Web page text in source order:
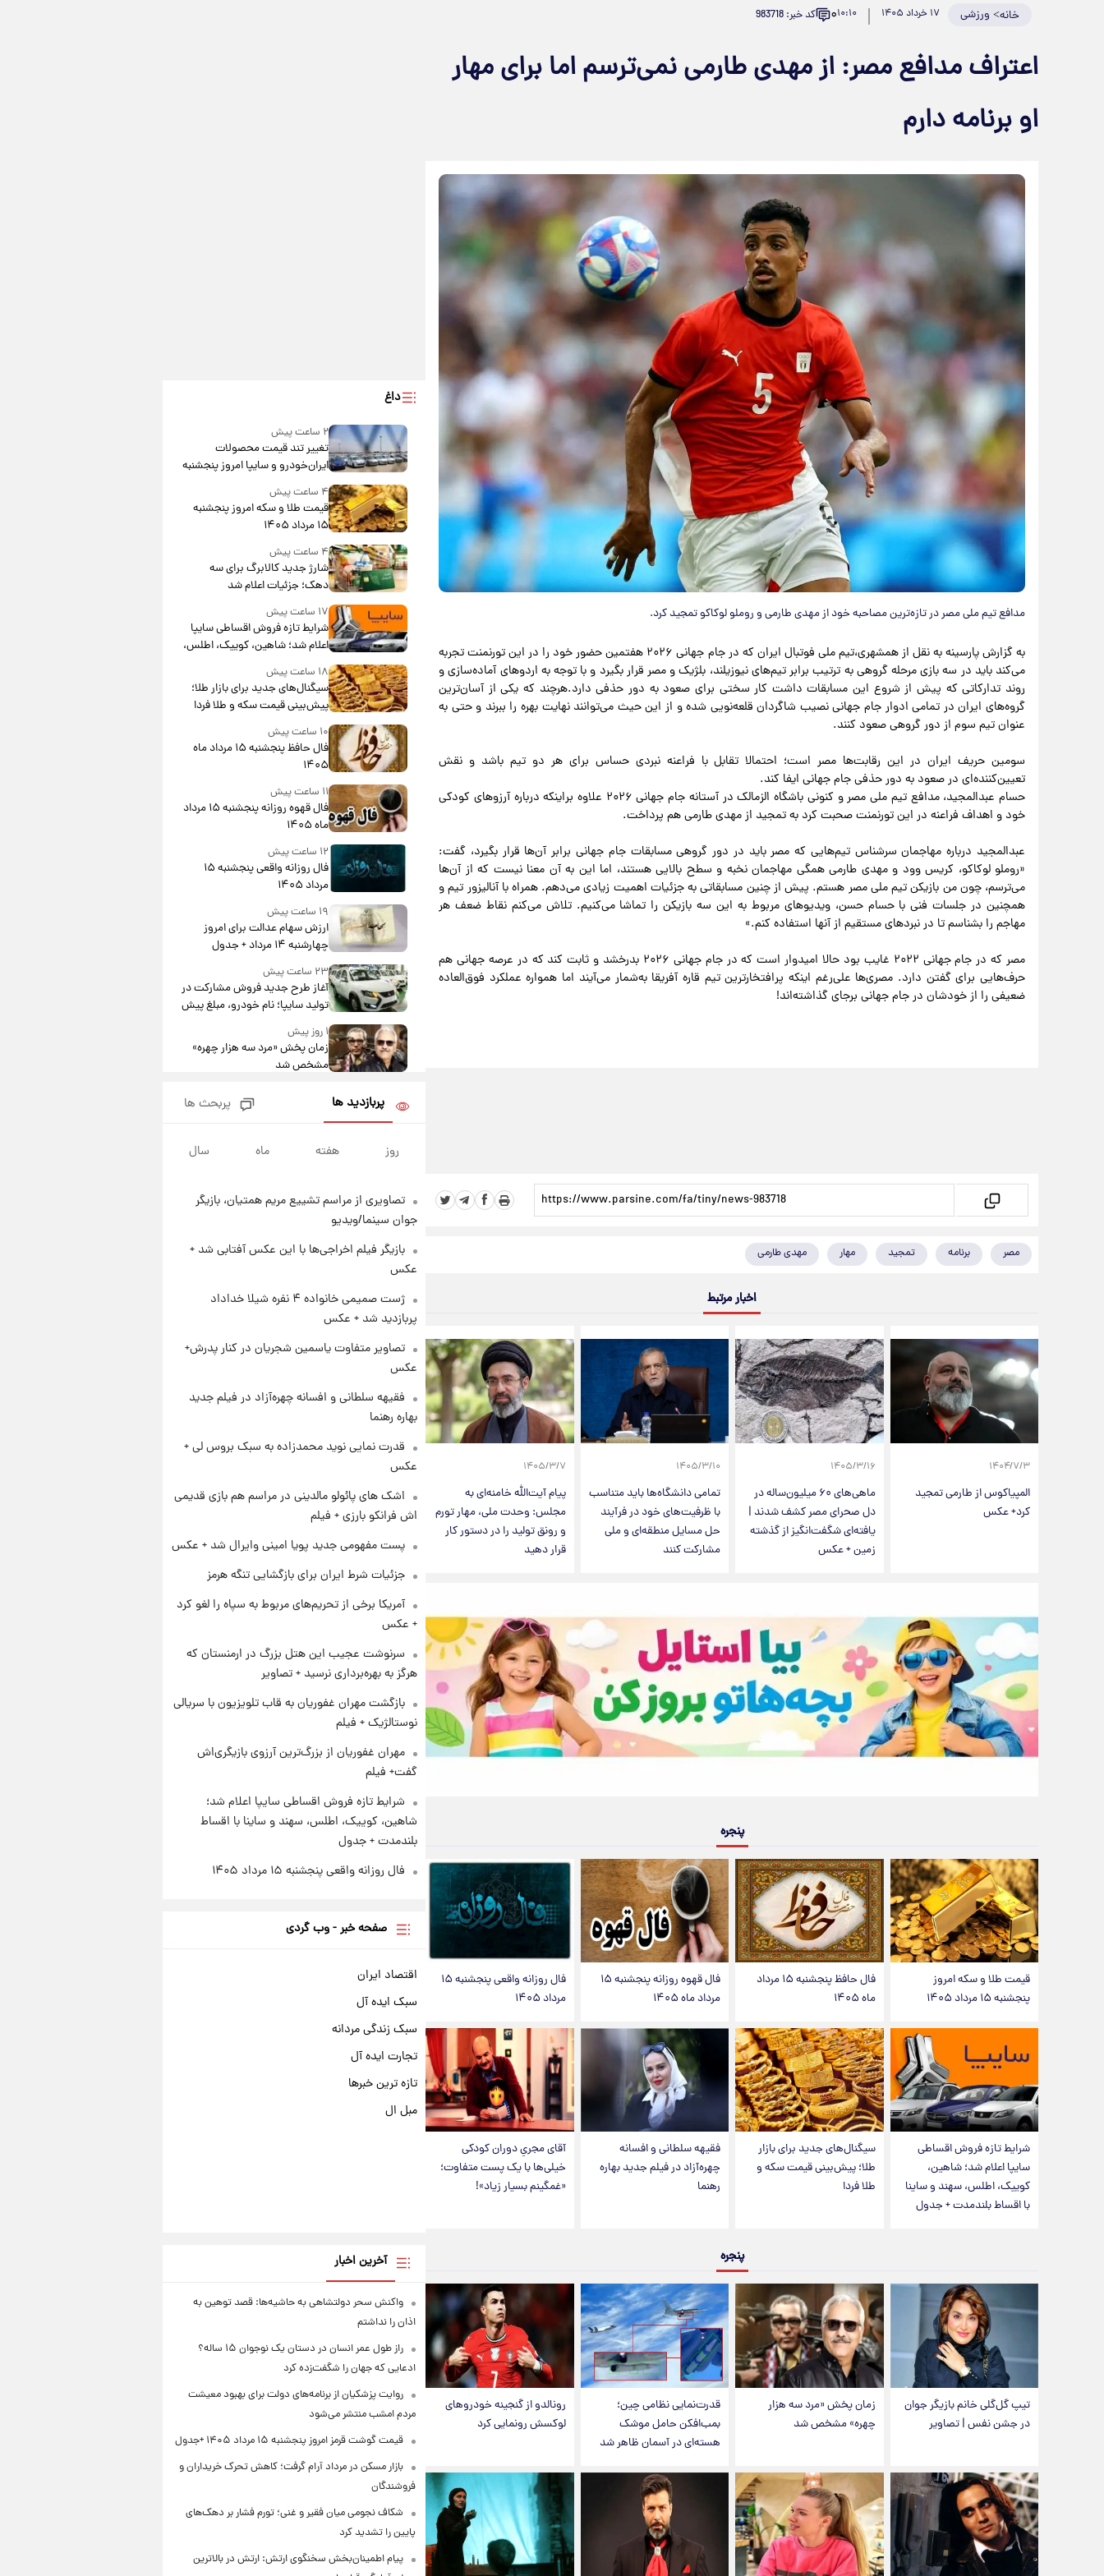
خانه> ورزشی ۱۷ خرداد ۱۴۰۵ ۱۰:۱۰۰ کد خبر: 983718
اعتراف مدافع مصر: از مهدی طارمی نمی‌ترسم اما برای مهار
او برنامه دارم
مدافع تیم ملی مصر در تازه‌ترین مصاحبه خود از مهدی طارمی و روملو لوکاکو تمجید کرد.
به گزارش پارسینه به نقل از همشهری،تیم ملی فوتبال ایران که در جام جهانی ۲۰۲۶ هفتمین حضور خود را در این تورنمنت تجربه
می‌کند باید در سه بازی مرحله گروهی به ترتیب برابر تیم‌های نیوزیلند، بلژیک و مصر قرار بگیرد و با توجه به اردوهای آماده‌سازی و
روند تدارکاتی که پیش از شروع این مسابقات داشت کار سختی برای صعود به دور حذفی دارد.هرچند که یکی از آسان‌ترین
گروه‌های ایران در تمامی ادوار جام جهانی نصیب شاگردان قلعه‌نویی شده و از این حیث می‌توانند نهایت بهره را ببرند و حتی به
عنوان تیم سوم از دور گروهی صعود کنند.
سومین حریف ایران در این رقابت‌ها مصر است؛ احتمالا تقابل با فراعنه نبردی حساس برای هر دو تیم باشد و نقش
تعیین‌کننده‌ای در صعود به دور حذفی جام جهانی ایفا کند.
حسام عبدالمجید، مدافع تیم ملی مصر و کنونی باشگاه الزمالک در آستانه جام جهانی ۲۰۲۶ علاوه براینکه درباره آرزوهای کودکی‌
خود و اهداف فراعنه در این تورنمنت صحبت کرد به تمجید از مهدی طارمی هم پرداخت.
عبدالمجید درباره مهاجمان سرشناس تیم‌هایی که مصر باید در دور گروهی مسابقات جام جهانی برابر آن‌ها قرار بگیرد، گفت:
«روملو لوکاکو، کریس وود و مهدی طارمی همگی مهاجمان نخبه و سطح بالایی هستند، اما این به آن معنا نیست که از آن‌ها
می‌ترسم، چون من بازیکن تیم ملی مصر هستم. پیش از چنین مسابقاتی به جزئیات اهمیت زیادی می‌دهم. همراه با آنالیزور تیم و
همچنین در جلسات فنی با حسام حسن، ویدیوهای مربوط به این سه بازیکن را تماشا می‌کنیم. تلاش می‌کنم نقاط ضعف هر
مهاجم را بشناسم تا در نبردهای مستقیم از آنها استفاده کنم.»
مصر که در جام جهانی ۲۰۲۲ غایب بود حالا امیدوار است که در جام جهانی ۲۰۲۶ بدرخشد و ثابت کند که در عرصه جهانی هم
حرف‌هایی برای گفتن دارد. مصری‌ها علی‌رغم اینکه پرافتخارترین تیم قاره آفریقا به‌شمار می‌آیند اما همواره عملکرد فوق‌العاده
ضعیفی را از خودشان در جام جهانی برجای گذاشته‌اند!
مصر برنامه تمجید مهار مهدی طارمی
اخبار مرتبط
۱۴۰۴/۷/۳
المپیاکوس از طارمی تمجید
کرد+ عکس
۱۴۰۵/۳/۱۶
ماهی‌های ۶۰ میلیون‌ساله در
دل صحرای مصر کشف شدند |
یافته‌ای شگفت‌انگیز از گذشته
زمین + عکس
۱۴۰۵/۳/۱۰
تمامی دانشگاه‌ها باید متناسب
با ظرفیت‌های خود در فرآیند
حل مسایل منطقه‌ای و ملی
مشارکت کنند
۱۴۰۵/۳/۷
پیام آیت‌الله خامنه‌ای به
مجلس: وحدت ملی، مهار تورم
و رونق تولید را در دستور کار
قرار دهید
پنجره
قیمت طلا و سکه امروز
پنجشنبه ۱۵ مرداد ۱۴۰۵
فال حافظ پنجشنبه ۱۵ مرداد
ماه ۱۴۰۵
فال قهوه روزانه پنجشنبه ۱۵
مرداد ماه ۱۴۰۵
فال روزانه واقعی پنجشنبه ۱۵
مرداد ۱۴۰۵
شرایط تازه فروش اقساطی
سایپا اعلام شد؛ شاهین،
کوییک، اطلس، سهند و ساینا
با اقساط بلندمدت + جدول
سیگنال‌های جدید برای بازار
طلا؛ پیش‌بینی قیمت سکه و
طلا فردا
فقیهه سلطانی و افسانه
چهره‌آزاد در فیلم جدید بهاره
رهنما
آقای مجریِ دوران کودکی
خیلی‌ها با یک پست متفاوت؛
«غمگینم بسیار زیاد»!
پنجره
تیپ گل‌گلی خانم بازیگر جوان
در جشن نفس | تصاویر
زمان پخش «مرد سه هزار
چهره» مشخص شد
قدرت‌نمایی نظامی چین؛
بمب‌افکن حامل موشک
هسته‌ای در آسمان ظاهر شد
رونالدو از گنجینه خودروهای
لوکسش رونمایی کرد
داغ
۲ ساعت پیش
تغییر تند قیمت محصولات
ایران‌خودرو و سایپا امروز پنجشنبه
۱۵ مرداد ۱۴۰۵ +جدول
۴ ساعت پیش
قیمت طلا و سکه امروز پنجشنبه
۱۵ مرداد ۱۴۰۵
۴ ساعت پیش
شارژ جدید کالابرگ برای سه
دهک؛ جزئیات اعلام شد
۱۷ ساعت پیش
شرایط تازه فروش اقساطی سایپا
اعلام شد؛ شاهین، کوییک، اطلس،
سهند و ساینا با اقساط بلندمدت +
جدول
۱۸ ساعت پیش
سیگنال‌های جدید برای بازار طلا؛
پیش‌بینی قیمت سکه و طلا فردا
۱۰ ساعت پیش
فال حافظ پنجشنبه ۱۵ مرداد ماه
۱۴۰۵
۱۱ ساعت پیش
فال قهوه روزانه پنجشنبه ۱۵ مرداد
ماه ۱۴۰۵
۱۲ ساعت پیش
فال روزانه واقعی پنجشنبه ۱۵
مرداد ۱۴۰۵
۱۹ ساعت پیش
ارزش سهام عدالت برای امروز
چهارشنبه ۱۴ مرداد + جدول
۲۳ ساعت پیش
آغاز طرح جدید فروش مشارکت در
تولید سایپا؛ نام خودرو، مبلغ پیش
پرداخت و زمان تحویل | سود
مشارکت چند درصد است؟۱ روز پیش
زمان پخش «مرد سه هزار چهره»
مشخص شد
کار استقلال و رامین رضاییان رسما
تمام شد + عکس / خداحافظی
صمیمانه آبی ها با رامین!
۱ روز پیش
نیامد+عکس
اواخر دهه ۱۲۹۰ شمسی
حامل موشک هسته‌ای در آسمان
ظاهر شد
پربازدید ها پربحث ها
روز هفته ماه سال
تصاویری از مراسم تشییع مریم همتیان، بازیگر
جوان سینما/ویدیو
بازیگر فیلم اخراجی‌ها با این عکس آفتابی شد +
عکس
ژست صمیمی خانواده ۴ نفره شیلا خداداد
پربازدید شد + عکس
تصاویر متفاوت یاسمین شجریان در کنار پدرش+
عکس
فقیهه سلطانی و افسانه چهره‌آزاد در فیلم جدید
بهاره رهنما
قدرت نمایی نوید محمدزاده به سبک بروس لی +
عکس
اشک های پائولو مالدینی در مراسم هم بازی قدیمی
اش فرانکو بارزی + فیلم
پست مفهومی جدید پویا امینی وایرال شد + عکس
جزئیات شرط ایران برای بازگشایی تنگه هرمز
آمریکا برخی از تحریم‌های مربوط به سپاه را لغو کرد
+ عکس
سرنوشت عجیب این هتل بزرگ در ارمنستان که
هرگز به بهره‌برداری نرسید + تصاویر
بازگشت مهران غفوریان به قاب تلویزیون با سریالی
نوستالژیک + فیلم
مهران غفوریان از بزرگ‌ترین آرزوی بازیگری‌اش
گفت+ فیلم
شرایط تازه فروش اقساطی سایپا اعلام شد؛
شاهین، کوییک، اطلس، سهند و ساینا با اقساط
بلندمدت + جدول
فال روزانه واقعی پنجشنبه ۱۵ مرداد ۱۴۰۵
صفحه خبر - وب گردی
اقتصاد ایران
سبک ایده آل
سبک زندگی مردانه
تجارت ایده آل
تازه ترین خبرها
مبل ال
آخرین اخبار
واکنش سحر دولتشاهی به حاشیه‌ها: قصد توهین به
اذان را نداشتم
راز طول عمر انسان در دستان یک نوجوان ۱۵ ساله؟
ادعایی که جهان را شگفت‌زده کرد
روایت پزشکیان از برنامه‌های دولت برای بهبود معیشت
مردم امشب منتشر می‌شود
قیمت گوشت قرمز امروز پنجشنبه ۱۵ مرداد ۱۴۰۵ +جدول
بازار مسکن در مرداد آرام گرفت؛ کاهش تحرک خریداران و
فروشندگان
شکاف نجومی میان فقیر و غنی؛ تورم فشار بر دهک‌های
پایین را تشدید کرد
پیام اطمینان‌بخش سخنگوی ارتش: ارتش در بالاترین